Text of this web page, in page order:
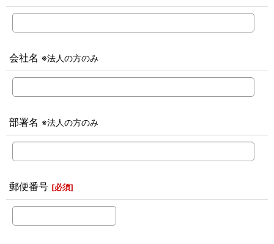
会社名 ※法人の方のみ
部署名 ※法人の方のみ
郵便番号 [必須]